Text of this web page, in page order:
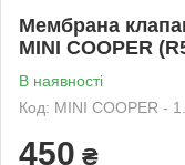
Мембрана
MINI COOPER
В наявності
Код: MINI COOPER -
450 ₴